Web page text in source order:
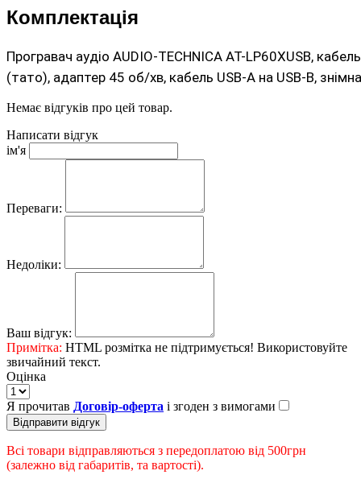
Комплектація
Програвач аудіо AUDIO-TECHNICA AT-LP60XUSB,
(тато), адаптер 45 об/хв, кабель USB-A на USB-B,
Немає відгуків про цей товар.
Написати відгук
ім'я
Переваги:
Недоліки:
Ваш відгук:
Примітка: HTML розмітка не підтримується! Використовуйте
звичайний текст.
Оцінка
Я прочитав Договір-оферта і згоден з вимогами
Відправити відгук
Всі товари відправляються з передоплатою від 500грн
(залежно від габаритів, та вартості).